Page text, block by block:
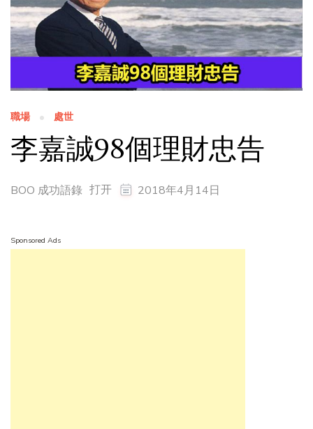
職場 處世
李嘉誠98個理財忠告
BOO 成功語錄 打开 2018年4月14日
Sponsored Ads